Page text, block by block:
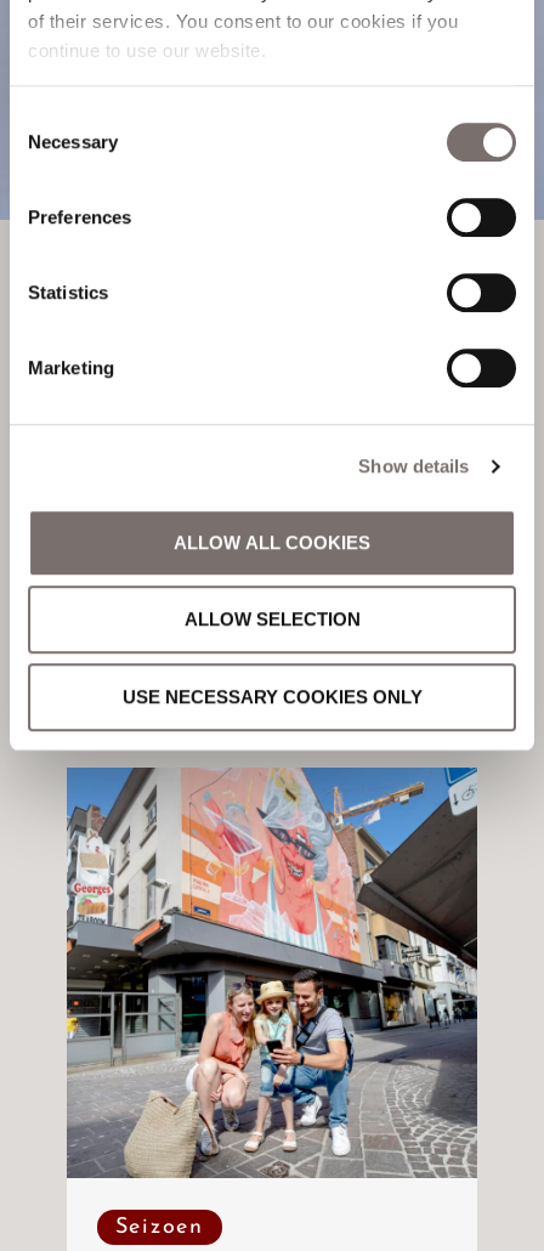
of their services. You consent to our cookies if you
continue to use our website.
Selection
Necessary
Preferences
Statistics
Marketing
Show details
ALLOW ALL COOKIES
ALLOW SELECTION
USE NECESSARY COOKIES ONLY
UW GIDS VOOR DE
STRANDEN VAN
OOSTENDE
Geschreven door
Niamh Shields
Seizoen